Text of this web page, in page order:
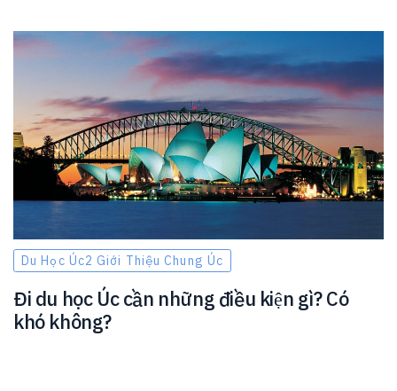
Du Học Úc2 Giới Thiệu Chung Úc
Đi du học Úc cần những điều kiện gì? Có
khó không?